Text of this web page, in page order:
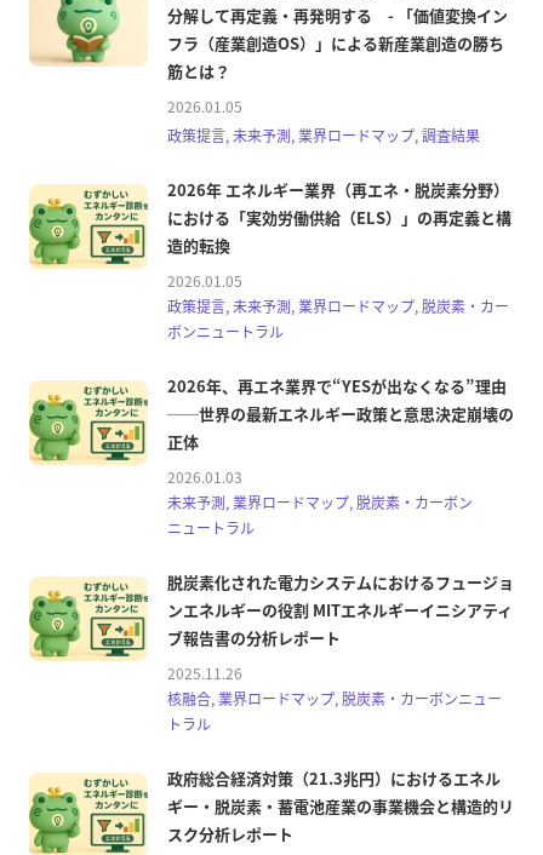
分解して再定義・再発明する - 「価値変換イン
フラ（産業創造OS）」による新産業創造の勝ち
筋とは？
2026.01.05
政策提言, 未来予測, 業界ロードマップ, 調査結果
2026年 エネルギー業界（再エネ・脱炭素分野）
における「実効労働供給（ELS）」の再定義と構
造的転換
2026.01.05
政策提言, 未来予測, 業界ロードマップ, 脱炭素・カー
ボンニュートラル
2026年、再エネ業界で“YESが出なくなる”理由
──世界の最新エネルギー政策と意思決定崩壊の
正体
2026.01.03
未来予測, 業界ロードマップ, 脱炭素・カーボン
ニュートラル
脱炭素化された電力システムにおけるフュージョ
ンエネルギーの役割 MITエネルギーイニシアティ
ブ報告書の分析レポート
2025.11.26
核融合, 業界ロードマップ, 脱炭素・カーボンニュー
トラル
政府総合経済対策（21.3兆円）におけるエネル
ギー・脱炭素・蓄電池産業の事業機会と構造的リ
スク分析レポート